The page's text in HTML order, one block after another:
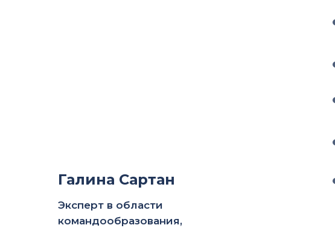
Галина Сартан
Эксперт в области
командообразования,